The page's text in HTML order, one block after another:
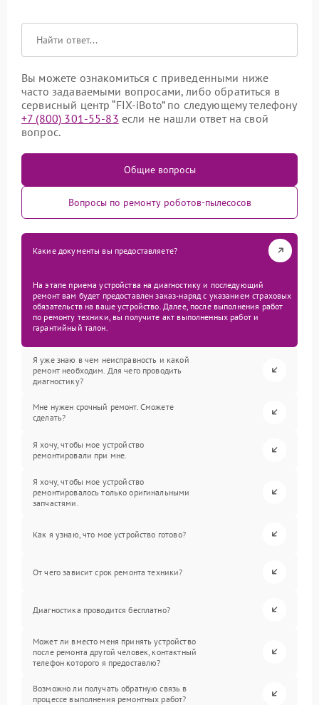
Вы можете ознакомиться с приведенными ниже
часто задаваемыми вопросами, либо обратиться в
сервисный центр “FIX-iBoto” по следующему телефону
+7 (800) 301-55-83 если не нашли ответ на свой
вопрос.
Общие вопросы
Вопросы по ремонту роботов-пылесосов
Какие документы вы предоставляете?
На этапе приема устройства на диагностику и последующий
ремонт вам будет предоставлен заказ-наряд с указанием страховых
обязательств на ваше устройство. Далее, после выполнения работ
по ремонту техники, вы получите акт выполненных работ и
гарантийный талон.
Я уже знаю в чем неисправность и какой
ремонт необходим. Для чего проводить
диагностику?
Мне нужен срочный ремонт. Сможете
сделать?
Я хочу, чтобы мое устройство
ремонтировали при мне.
Я хочу, чтобы мое устройство
ремонтировалось только оригинальными
запчастями.
Как я узнаю, что мое устройство готово?
От чего зависит срок ремонта техники?
Диагностика проводится бесплатно?
Может ли вместо меня принять устройство
после ремонта другой человек, контактный
телефон которого я предоставлю?
Возможно ли получать обратную связь в
процессе выполнения ремонтных работ?